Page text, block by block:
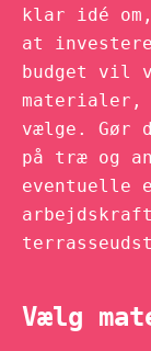
klar idé
at
budget vil
materialer,
vælge. Gør
på træ og
eventuelle
Vælg